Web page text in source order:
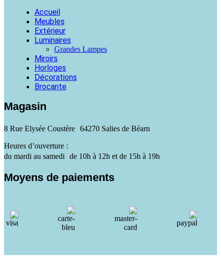
Accueil
Meubles
Extérieur
Luminaires
Grandes Lampes
Miroirs
Horloges
Décorations
Brocante
Magasin
8 Rue Elysée Coustère 64270 Salies de Béarn
Heures d’ouverture :
du mardi au samedi de 10h à 12h et de 15h à 19h
Moyens de paiements